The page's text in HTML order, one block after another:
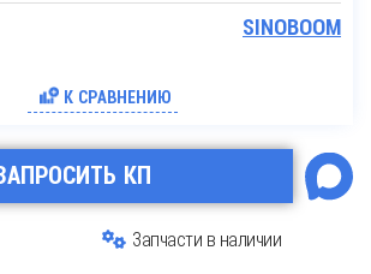
SINOBOOM
К СРАВНЕНИЮ
КП
Запчасти в наличии